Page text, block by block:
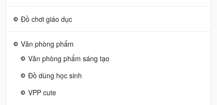
Đồ chơi giáo dục
Văn phòng phẩm
Văn phòng phẩm sáng tạo
Đồ dùng học sinh
VPP cute